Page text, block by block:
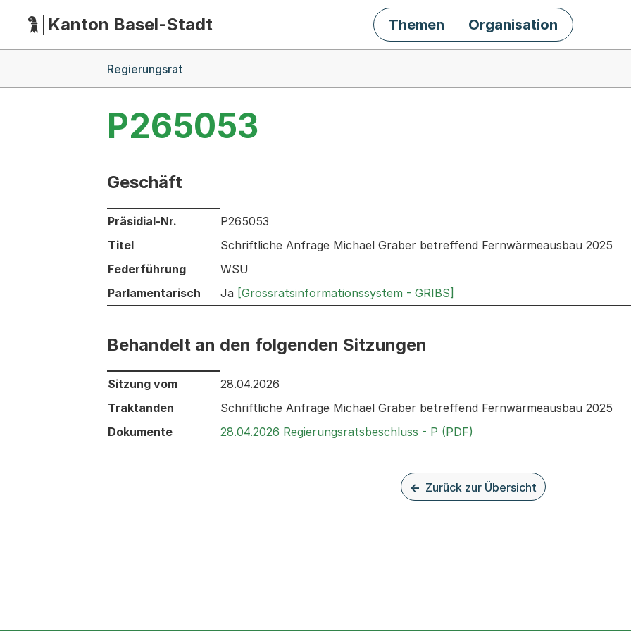
HauptnavigationKanton Basel-Stadt Themen Organisation
Regierungsrat
P265053
Geschäft
Informationen zum Ausgewählten Geschäft
Präsidial-Nr.
P265053
Titel
Schriftliche Anfrage Michael Graber betreffend Fernwärmeausbau 2025
Federführung
WSU
Parlamentarisch
Ja [Grossratsinformationssystem - GRIBS]
Behandelt an den folgenden Sitzungen
Behandelt an den folgenden Sitzungen: Informationen zu den Sitzungen zum Geschäft
Sitzung vom
28.04.2026
Traktanden
Schriftliche Anfrage Michael Graber betreffend Fernwärmeausbau 2025
Dokumente
28.04.2026 Regierungsratsbeschluss - P (PDF)
Zurück zur Übersicht